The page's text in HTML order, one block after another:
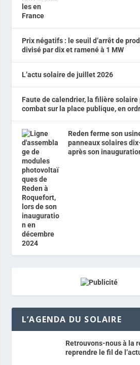
Prix négatifs : le seuil d’arrêt de
divisé par dix et ramené à 1 MW
L’actu solaire de juillet 2026
Faute de calendrier, la filière solaire
combat sur la place publique, en
Reden ferme son
panneaux solaires
après son
L’AGENDA DU SOLAIRE
Retrouvons-nous à la
reprendre le fil de